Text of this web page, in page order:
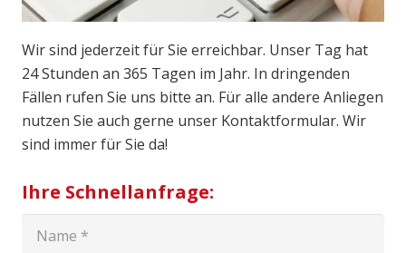
Wir sind jederzeit für Sie erreichbar. Unser Tag hat
24 Stunden an 365 Tagen im Jahr. In dringenden
Fällen rufen Sie uns bitte an. Für alle andere Anliegen
nutzen Sie auch gerne unser Kontaktformular. Wir
sind immer für Sie da!
Ihre Schnellanfrage: